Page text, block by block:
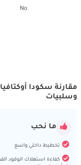
No
مقارنة سكودا
وسلبيات
ما نحب
تخطيط داخلي واسع
كفاءة استهلاك الوقود